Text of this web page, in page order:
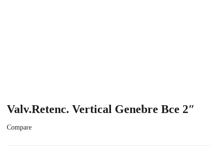
Valv.Retenc. Vertical Genebre Bce 2″
Compare